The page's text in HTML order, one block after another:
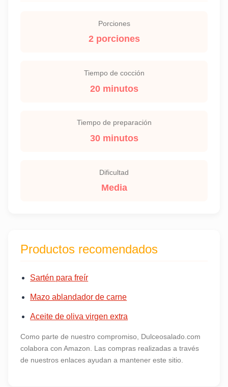
Porciones
2 porciones
Tiempo de cocción
20 minutos
Tiempo de preparación
30 minutos
Dificultad
Media
Productos recomendados
Sartén para freír
Mazo ablandador de carne
Aceite de oliva virgen extra
Como parte de nuestro compromiso, Dulceosalado.com
colabora con Amazon. Las compras realizadas a través
de nuestros enlaces ayudan a mantener este sitio.